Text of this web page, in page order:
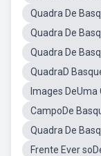
Quadra De
Quadra De
Quadra De
QuadraD
Images
CampoDe
Quadra De
Frente Ever